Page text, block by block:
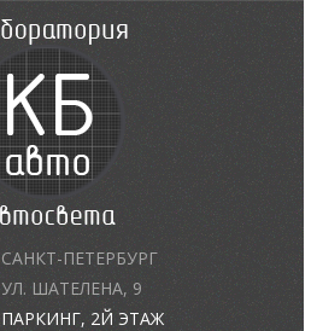
САНКТ-ПЕТЕРБУРГ
УЛ. ШАТЕЛЕНА, 9
ПАРКИНГ, 2Й ЭТАЖ